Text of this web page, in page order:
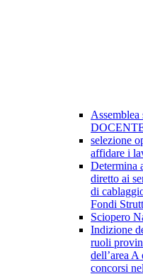
selezione
affidare i
Determina
diretto ai
di
Fondi
Sciopero
Indizione
ruoli
dell’area
concorsi